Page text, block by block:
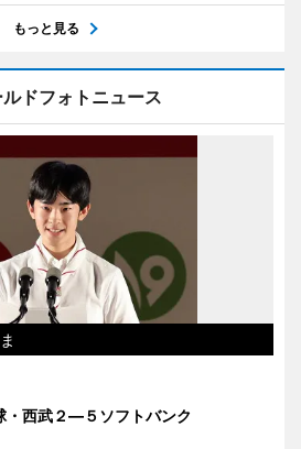
もっと見る
ルドフォトニュース
・西武２―５ソフトバンク